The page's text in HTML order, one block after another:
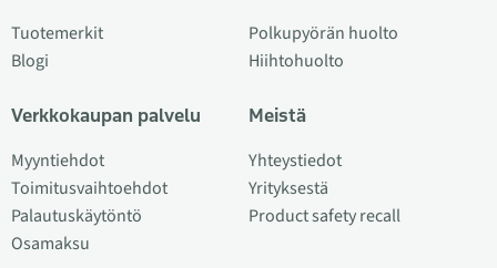
Tuotemerkit
Blogi
Verkkokaupan palvelu
Myyntiehdot
Toimitusvaihtoehdot
Palautuskäytöntö
Osamaksu
Polkupyörän huolto
Hiihtohuolto
Meistä
Yhteystiedot
Yrityksestä
Product safety recall